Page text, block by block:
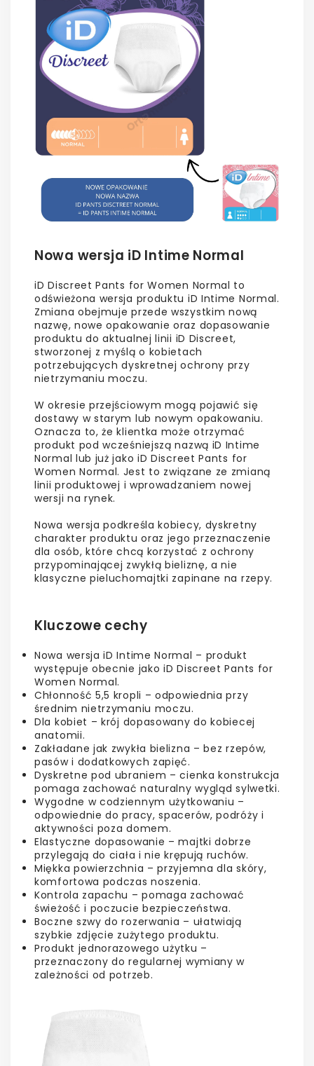
Nowa wersja iD Intime Normal
iD Discreet Pants for Women Normal to
odświeżona wersja produktu iD Intime Normal.
Zmiana obejmuje przede wszystkim nową
nazwę, nowe opakowanie oraz dopasowanie
produktu do aktualnej linii iD Discreet,
stworzonej z myślą o kobietach
potrzebujących dyskretnej ochrony przy
nietrzymaniu moczu.
W okresie przejściowym mogą pojawić się
dostawy w starym lub nowym opakowaniu.
Oznacza to, że klientka może otrzymać
produkt pod wcześniejszą nazwą iD Intime
Normal lub już jako iD Discreet Pants for
Women Normal. Jest to związane ze zmianą
linii produktowej i wprowadzaniem nowej
wersji na rynek.
Nowa wersja podkreśla kobiecy, dyskretny
charakter produktu oraz jego przeznaczenie
dla osób, które chcą korzystać z ochrony
przypominającej zwykłą bieliznę, a nie
klasyczne pieluchomajtki zapinane na rzepy.
Kluczowe cechy
Nowa wersja iD Intime Normal – produkt
występuje obecnie jako iD Discreet Pants for
Women Normal.
Chłonność 5,5 kropli – odpowiednia przy
średnim nietrzymaniu moczu.
Dla kobiet – krój dopasowany do kobiecej
anatomii.
Zakładane jak zwykła bielizna – bez rzepów,
pasów i dodatkowych zapięć.
Dyskretne pod ubraniem – cienka konstrukcja
pomaga zachować naturalny wygląd sylwetki.
Wygodne w codziennym użytkowaniu –
odpowiednie do pracy, spacerów, podróży i
aktywności poza domem.
Elastyczne dopasowanie – majtki dobrze
przylegają do ciała i nie krępują ruchów.
Miękka powierzchnia – przyjemna dla skóry,
komfortowa podczas noszenia.
Kontrola zapachu – pomaga zachować
świeżość i poczucie bezpieczeństwa.
Boczne szwy do rozerwania – ułatwiają
szybkie zdjęcie zużytego produktu.
Produkt jednorazowego użytku –
przeznaczony do regularnej wymiany w
zależności od potrzeb.